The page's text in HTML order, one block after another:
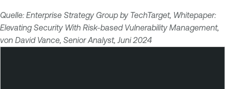
Quelle: Enterprise Strategy Group by TechTarget, Whitepaper:
Elevating Security With Risk-based Vulnerability Management,
von David Vance, Senior Analyst, Juni 2024